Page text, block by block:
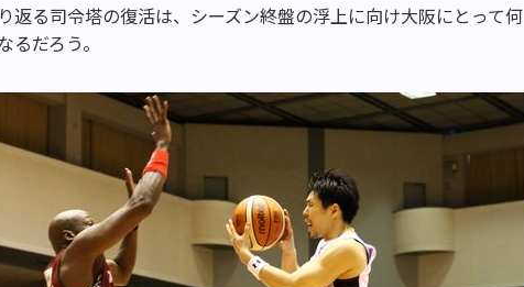
返る司令塔の復活は、シーズン終盤の浮上に向け大阪にとって何
だろう。